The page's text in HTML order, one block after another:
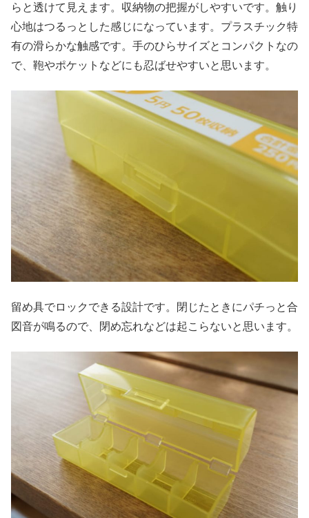
らと透けて見えます。収納物の把握がしやすいです。触り
心地はつるっとした感じになっています。プラスチック特
有の滑らかな触感です。手のひらサイズとコンパクトなの
で、鞄やポケットなどにも忍ばせやすいと思います。
留め具でロックできる設計です。閉じたときにパチっと合
図音が鳴るので、閉め忘れなどは起こらないと思います。